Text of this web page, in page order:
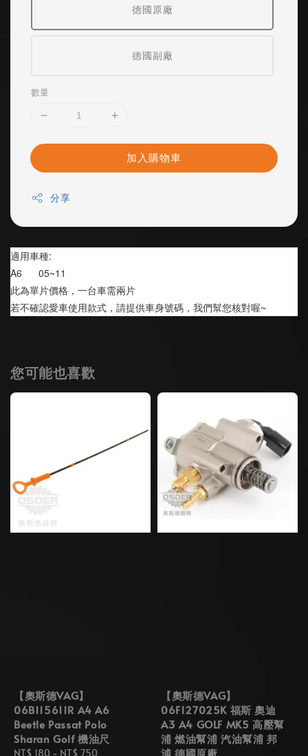
德國原廠
德國副廠
數量
加入購物車
分享
適用車種:
A6      05~11
此為單片價格，一台車需兩片
若不確認愛車使用款式，請提供車身號碼，我們幫您核對喔~
您可能也喜歡
【奧斯德VAG】
06B115611R A4 A6
Beetle Passat Polo
Sharan Golf 機油尺
Regular
NT$ 180 - NT$ 750
【奧斯德VAG】
06F127025K 福斯 奧迪
A3 A4 GOLF MK5 高壓幫
浦 燃油幫浦 汽油幫浦 邦
浦 德國原廠